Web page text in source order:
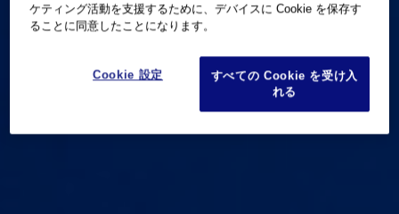
ケティング活動を支援するために、デバイスに Cookie を保存す
ることに同意したことになります。
Cookie 設定
すべての Cookie を受け入
れる